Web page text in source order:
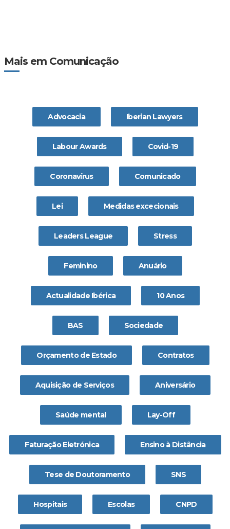
Mais em Comunicação
Advocacia Iberian Lawyers
Labour Awards Covid-19
Coronavírus Comunicado
Lei Medidas excecionais
Leaders League Stress
Feminino Anuário
Actualidade Ibérica 10 Anos
BAS Sociedade
Orçamento de Estado Contratos
Aquisição de Serviços Aniversário
Saúde mental Lay-Off
Faturação Eletrónica Ensino à Distância
Tese de Doutoramento SNS
Hospitais Escolas CNPD